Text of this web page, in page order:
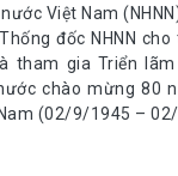
nước Việt Nam
đốc NHNN
tham gia Triển
chào mừng 80
(02/9/1945 –